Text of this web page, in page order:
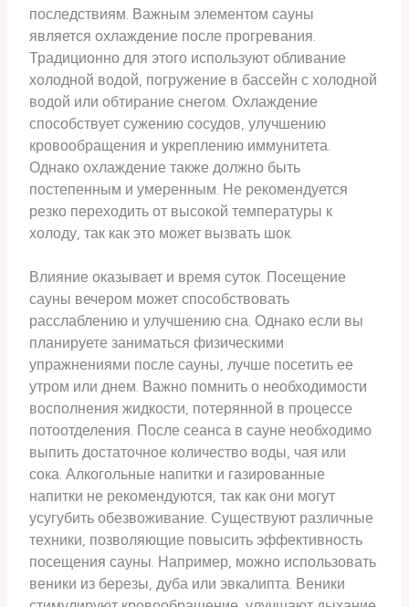
последствиям. Важным элементом сауны
является охлаждение после прогревания.
Традиционно для этого используют обливание
холодной водой, погружение в бассейн с холодной
водой или обтирание снегом. Охлаждение
способствует сужению сосудов, улучшению
кровообращения и укреплению иммунитета.
Однако охлаждение также должно быть
постепенным и умеренным. Не рекомендуется
резко переходить от высокой температуры к
холоду, так как это может вызвать шок.
Влияние оказывает и время суток. Посещение
сауны вечером может способствовать
расслаблению и улучшению сна. Однако если вы
планируете заниматься физическими
упражнениями после сауны, лучше посетить ее
утром или днем. Важно помнить о необходимости
восполнения жидкости, потерянной в процессе
потоотделения. После сеанса в сауне необходимо
выпить достаточное количество воды, чая или
сока. Алкогольные напитки и газированные
напитки не рекомендуются, так как они могут
усугубить обезвоживание. Существуют различные
техники, позволяющие повысить эффективность
посещения сауны. Например, можно использовать
веники из березы, дуба или эвкалипта. Веники